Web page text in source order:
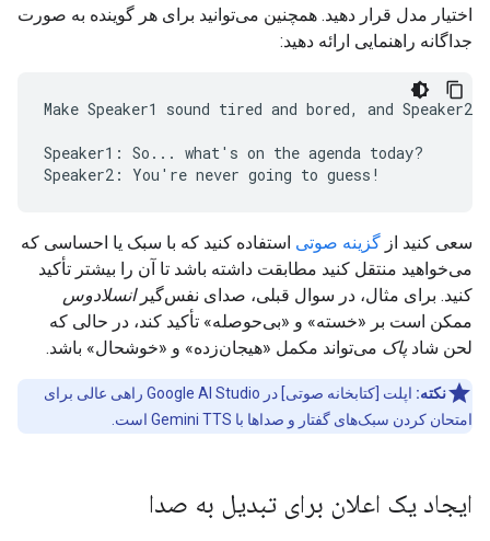
اختیار مدل قرار دهید. همچنین می‌توانید برای هر گوینده به صورت
جداگانه راهنمایی ارائه دهید:
Make Speaker1 sound tired and bored, and Speaker2
Speaker1: So... what's on the agenda today?
سعی کنید از گزینه صوتی استفاده کنید که با سبک یا احساسی که
می‌خواهید منتقل کنید مطابقت داشته باشد تا آن را بیشتر تأکید
کنید. برای مثال، در سوال قبلی، صدای نفس‌گیرانسلادوس
ممکن است بر «خسته» و «بی‌حوصله» تأکید کند، در حالی که
لحن شاد پاک می‌تواند مکمل «هیجان‌زده» و «خوشحال» باشد.
نکته:
اپلت [کتابخانه صوتی] در Google AI Studio راهی عالی برای
امتحان کردن سبک‌های گفتار و صداها با Gemini TTS است.
ایجاد یک اعلان برای تبدیل به صدا